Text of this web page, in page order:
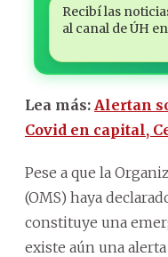
Recibí las
al canal de ÚH
Lea más: Alertan
Covid en capital,
Pese a que la
(OMS) haya
constituye una
existe aún una